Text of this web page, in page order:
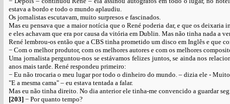
estava a bordo e todo o mundo aplaudiu.
Os jornalistas escutavam, muito surpresos e fascinados.
Mas eu pensava que a maior notícia que o René poderia dar, e que os
e eles achavam que era por causa da vitória em Dublin. Mas não tinha nada a
René lembrou-os então que a CBS tinha prometido um disco em Inglês e que
− Com o melhor produtor, com os melhores autores e com os melhores
Uma jornalista perguntou-nos se estávamos felizes juntos, se ainda nos
anos mais tarde. René respondeu primeiro:
− Eu não trocaria o meu lugar por todo o dinheiro do mundo. – dizia ele -
"E a mesma cama" – eu estava tentada a falar.
Mas eu não tinha direito. No dia anterior ele tinha-me convencido a guardar
[203] − Por quanto tempo?